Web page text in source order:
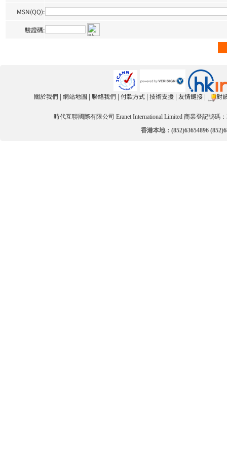
MSN(QQ):
驗證碼:
關於我們 | 網站地圖 | 聯絡我們 | 付款方式 | 技術支援 | 友情鏈接 | 對
時代互聯國際有限公司 Eranet International Limited 商業登記號碼：
香港本地：(852)63654896